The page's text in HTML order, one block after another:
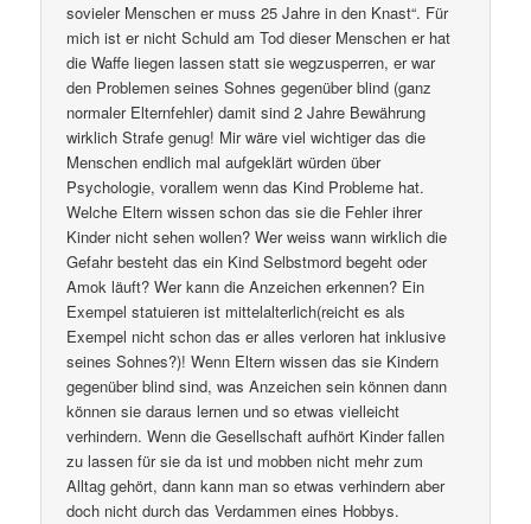
sovieler Menschen er muss 25 Jahre in den Knast“. Für
mich ist er nicht Schuld am Tod dieser Menschen er hat
die Waffe liegen lassen statt sie wegzusperren, er war
den Problemen seines Sohnes gegenüber blind (ganz
normaler Elternfehler) damit sind 2 Jahre Bewährung
wirklich Strafe genug! Mir wäre viel wichtiger das die
Menschen endlich mal aufgeklärt würden über
Psychologie, vorallem wenn das Kind Probleme hat.
Welche Eltern wissen schon das sie die Fehler ihrer
Kinder nicht sehen wollen? Wer weiss wann wirklich die
Gefahr besteht das ein Kind Selbstmord begeht oder
Amok läuft? Wer kann die Anzeichen erkennen? Ein
Exempel statuieren ist mittelalterlich(reicht es als
Exempel nicht schon das er alles verloren hat inklusive
seines Sohnes?)! Wenn Eltern wissen das sie Kindern
gegenüber blind sind, was Anzeichen sein können dann
können sie daraus lernen und so etwas vielleicht
verhindern. Wenn die Gesellschaft aufhört Kinder fallen
zu lassen für sie da ist und mobben nicht mehr zum
Alltag gehört, dann kann man so etwas verhindern aber
doch nicht durch das Verdammen eines Hobbys.